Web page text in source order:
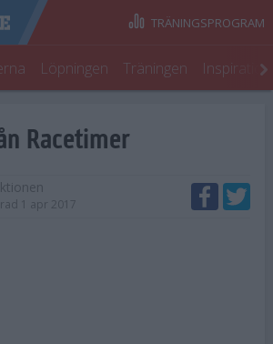
Löpningen Träningen
TRÄNINGSPROGRAM
Racetimer
1 apr 2017